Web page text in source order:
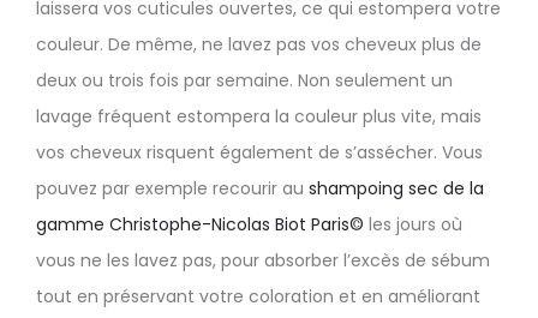
laissera vos cuticules ouvertes, ce qui estompera votre
couleur. De même, ne lavez pas vos cheveux plus de
deux ou trois fois par semaine. Non seulement un
lavage fréquent estompera la couleur plus vite, mais
vos cheveux risquent également de s’assécher. Vous
pouvez par exemple recourir au shampoing sec de la
gamme Christophe-Nicolas Biot Paris© les jours où
vous ne les lavez pas, pour absorber l’excès de sébum
tout en préservant votre coloration et en améliorant